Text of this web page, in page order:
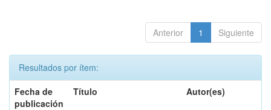
Anterior 1 Siguiente
Resultados por ítem:
Fecha de
publicación
Título Autor(es)